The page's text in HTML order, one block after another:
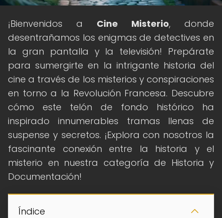
¡Bienvenidos a Cine Misterio, donde
desentrañamos los enigmas de detectives en
la gran pantalla y la televisión! Prepárate
para sumergirte en la intrigante historia del
cine a través de los misterios y conspiraciones
en torno a la Revolución Francesa. Descubre
cómo este telón de fondo histórico ha
inspirado innumerables tramas llenas de
suspense y secretos. ¡Explora con nosotros la
fascinante conexión entre la historia y el
misterio en nuestra categoría de Historia y
Documentación!
Índice